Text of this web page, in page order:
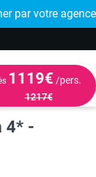
par votre
🤩
1119€ /pers.
1217€
4* -